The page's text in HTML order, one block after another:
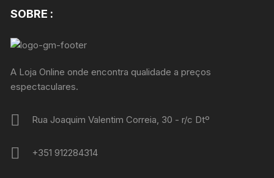
SOBRE :
A Loja Online onde encontra qualidade a preços
espectaculares.
Rua Joaquim Valentim Correia, 30 - r/c Dtº
+351 912284314